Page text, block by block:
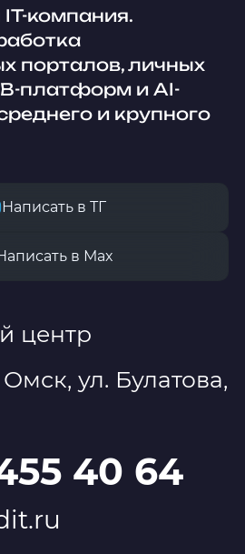
компания.
порталов, личных
платформ и AI-
и крупного
Написать в ТГ
в Мах
центр
ул. Булатова,
40 64